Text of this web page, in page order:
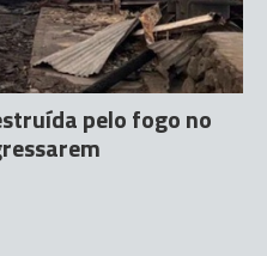
pelo fogo no